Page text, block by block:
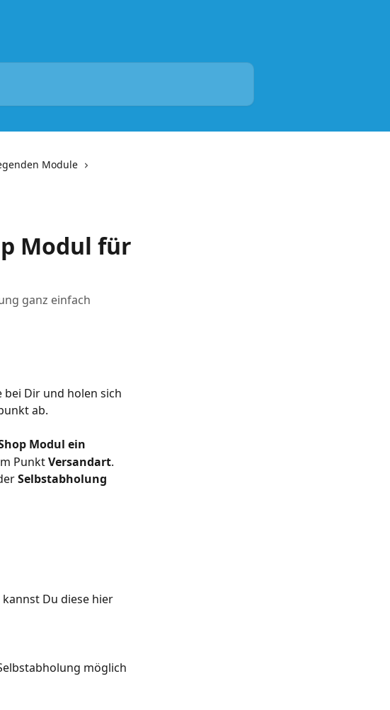
Module
Modul für
ganz einfach
Dir und holen sich
ab.
Modul ein
Punkt Versandart.
Selbstabholung
Du diese hier
möglich